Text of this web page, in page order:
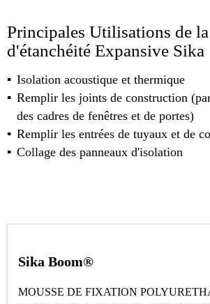
Principales Utilisations de
d'étanchéité Expansive Sika
Isolation acoustique et thermique
Remplir les joints de construction
des cadres de fenêtres et de portes)
Remplir les entrées de tuyaux et de
Collage des panneaux d'isolation
Sika Boom®
MOUSSE DE FIXATION